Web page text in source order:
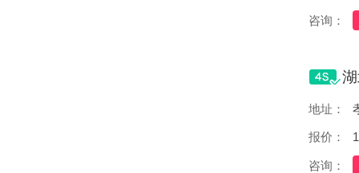
咨询：
地址：
报价：
咨询：